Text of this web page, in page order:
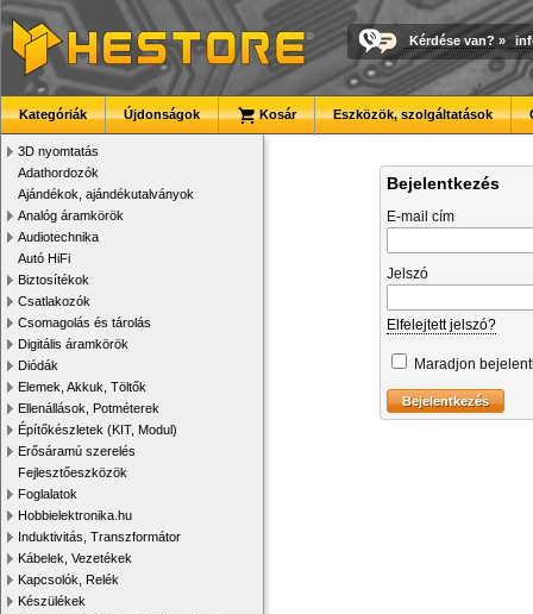
Kérdése van? »
Kategóriák Újdonságok Kosár Eszközök, szolgáltatások
3D nyomtatás
Adathordozók
Ajándékok, ajándékutalványok
Analóg áramkörök
Audiotechnika
Autó HiFi
Biztosítékok
Csatlakozók
Csomagolás és tárolás
Digitális áramkörök
Diódák
Elemek, Akkuk, Töltők
Ellenállások, Potméterek
Építőkészletek (KIT, Modul)
Erősáramú szerelés
Fejlesztőeszközök
Foglalatok
Hobbielektronika.hu
Induktivitás, Transzformátor
Kábelek, Vezetékek
Kapcsolók, Relék
Készülékek
Bejelentkezés
E-mail cím
Jelszó
Elfelejtett jelszó?
Maradjon